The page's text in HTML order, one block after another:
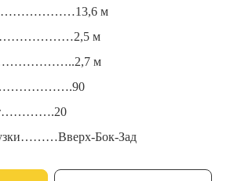
м
м
м
т………….20
Бок-Зад